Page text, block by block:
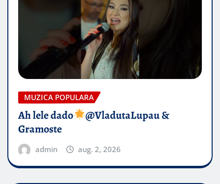
MUZICA POPULARA
Ah lele dado​
@VladutaLupau &
Gramoste
admin aug. 2, 2026